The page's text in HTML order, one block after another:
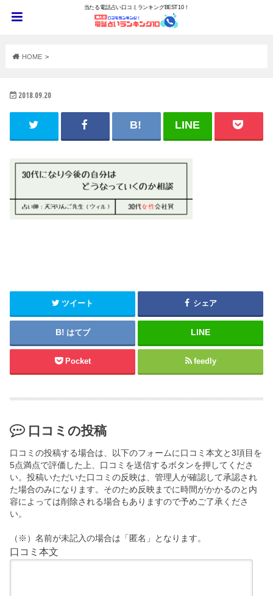
当たる電話占い口コミランキングBEST10！
HOME
2018.09.20
ツイート シェア
はてブ
Pocket feedly
口コミの投稿
口コミの投稿する場合は、以下のフォームに口コミ本文と3項目を
5点満点で評価した上、口コミを送信するボタンを押してくださ
い。投稿いただいた口コミの反映は、管理人が確認して承認され
た場合のみになります。そのため反映までに時間がかかるのと内
容によっては削除される場合もありますので予めご了承くださ
い。
（※）名前が未記入の場合は「匿名」となります。
口コミ本文